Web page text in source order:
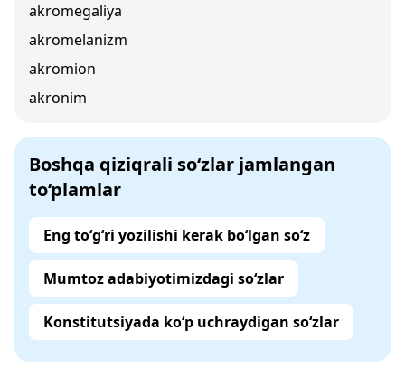
akromegaliya
akromelanizm
akromion
akronim
Boshqa qiziqrali so‘zlar jamlangan
to‘plamlar
Eng to‘g‘ri yozilishi kerak bo‘lgan so‘z
Mumtoz adabiyotimizdagi so‘zlar
Konstitutsiyada ko‘p uchraydigan so‘zlar